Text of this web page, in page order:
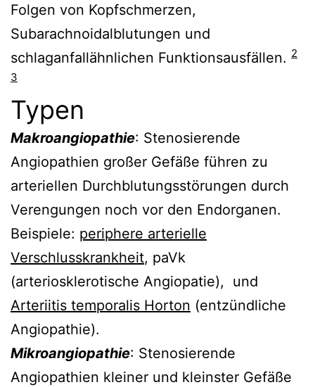
Folgen von Kopfschmerzen,
Subarachnoidalblutungen und
schlaganfallähnlichen Funktionsausfällen. 2
3
Typen
Makroangiopathie: Stenosierende
Angiopathien großer Gefäße führen zu
arteriellen Durchblutungsstörungen durch
Verengungen noch vor den Endorganen.
Beispiele: periphere arterielle
Verschlusskrankheit, paVk
(arteriosklerotische Angiopatie), und
Arteriitis temporalis Horton (entzündliche
Angiopathie).
Mikroangiopathie: Stenosierende
Angiopathien kleiner und kleinster Gefäße